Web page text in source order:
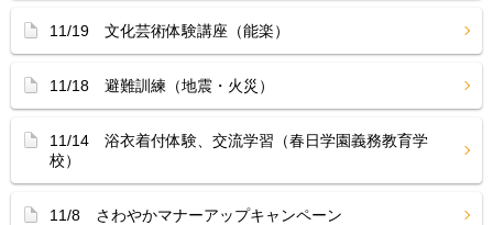
11/19 文化芸術体験講座（能楽）
11/18 避難訓練（地震・火災）
11/14 浴衣着付体験、交流学習（春日学園義務教育学
校）
11/8 さわやかマナーアップキャンペーン